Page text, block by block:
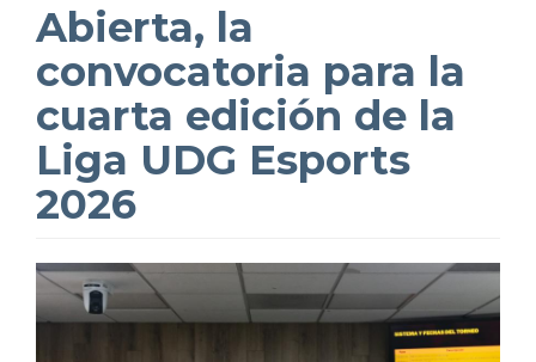
Abierta, la
convocatoria para la
cuarta edición de la
Liga UDG Esports
2026